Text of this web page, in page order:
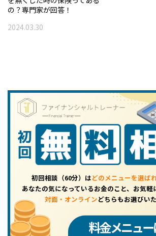
の？専門家が回答！
2024.03.30
初回相談（60分）はどのメニューを選ば
あなたの気になっているお金のこと、お気軽
対面・オンラインどちらもお選びい
料金メニュ